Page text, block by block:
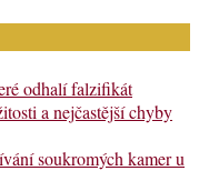
odhalí falzifikát
a nejčastější chyby
soukromých kamer u